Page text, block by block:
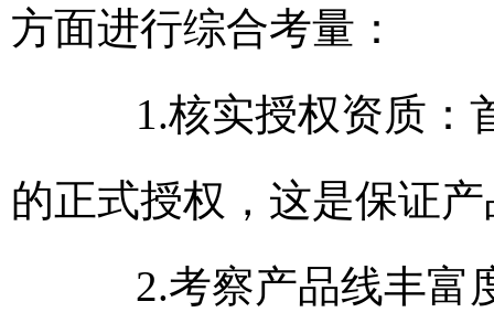
方面进行综合考量：
1.核实授权资质：首
的正式授权，这是保证
2.考察产品线丰富度